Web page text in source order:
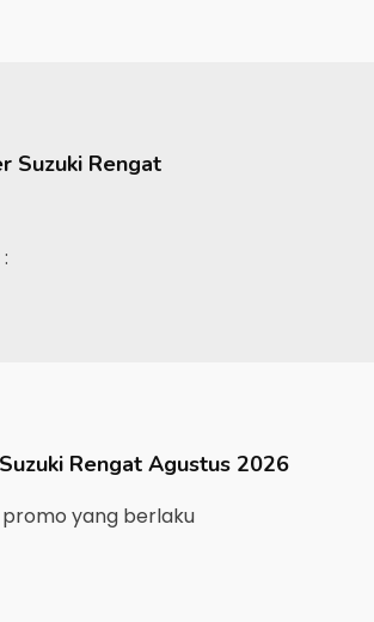
Suzuki Rengat
Suzuki Rengat Agustus 2026
yang berlaku